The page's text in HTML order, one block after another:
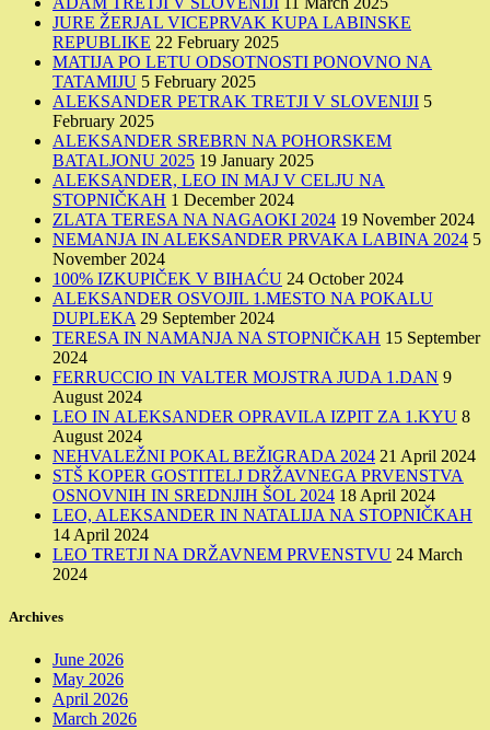
JURE ŽERJAL VICEPRVAK KUPA LABINSKE
REPUBLIKE 22 February 2025
MATIJA PO LETU ODSOTNOSTI PONOVNO NA
TATAMIJU 5 February 2025
ALEKSANDER PETRAK TRETJI V SLOVENIJI 5
February 2025
ALEKSANDER SREBRN NA POHORSKEM
BATALJONU 2025 19 January 2025
ALEKSANDER, LEO IN MAJ V CELJU NA
STOPNIČKAH 1 December 2024
ZLATA TERESA NA NAGAOKI 2024 19 November 2024
NEMANJA IN ALEKSANDER PRVAKA LABINA 2024 5
November 2024
100% IZKUPIČEK V BIHAĆU 24 October 2024
ALEKSANDER OSVOJIL 1.MESTO NA POKALU
DUPLEKA 29 September 2024
TERESA IN NAMANJA NA STOPNIČKAH 15 September
2024
FERRUCCIO IN VALTER MOJSTRA JUDA 1.DAN 9
August 2024
LEO IN ALEKSANDER OPRAVILA IZPIT ZA 1.KYU 8
August 2024
NEHVALEŽNI POKAL BEŽIGRADA 2024 21 April 2024
STŠ KOPER GOSTITELJ DRŽAVNEGA PRVENSTVA
OSNOVNIH IN SREDNJIH ŠOL 2024 18 April 2024
LEO, ALEKSANDER IN NATALIJA NA STOPNIČKAH
14 April 2024
LEO TRETJI NA DRŽAVNEM PRVENSTVU 24 March
2024
Archives
June 2026
May 2026
April 2026
March 2026